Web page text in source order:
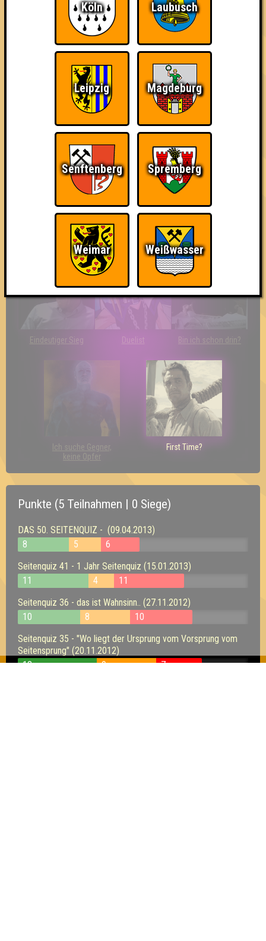
Ich war da, vor 3000
Da-Da Da! Da-Da Da! Teil der Oberschicht
Knapp daneben! Erster! So kurz vorm Sieg!
The Last of Us Wir sind ERSTER?!
Eindeutiger Sieg Duelist Bin ich schon drin?
Ich suche Gegner,
keine Opfer
First Time?
Punkte (5 Teilnahmen | 0 Siege)
DAS 50. SEITENQUIZ - (09.04.2013)
8
5
6
Seitenquiz 41 - 1 Jahr Seitenquiz (15.01.2013)
11
4
11
Seitenquiz 36 - das ist Wahnsinn.. (27.11.2012)
10
8
10
Seitenquiz 35 - "Wo liegt der Ursprung vom Vorsprung vom
Seitensprung" (20.11.2012)
12
9
7
Köln Laubusch
Leipzig Magdeburg
Senftenberg Spremberg
Weimar Weißwasser